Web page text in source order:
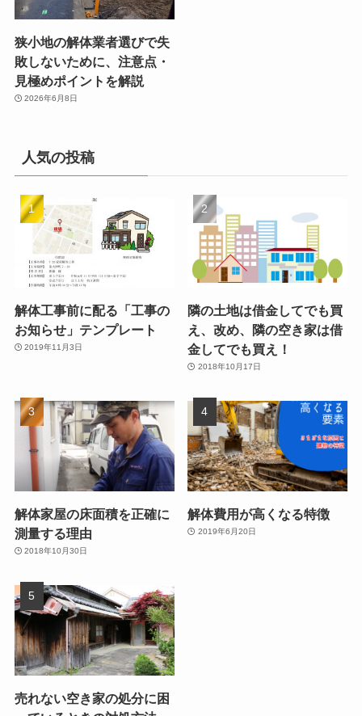
狭小地の解体業者選びで失
敗しないために、注意点・
見極めポイントを解説
2026年6月8日
人気の投稿
解体工事前に配る「工事の
お知らせ」テンプレート
2019年11月3日
隣の土地は借金してでも買
え、改め、隣の空き家は借
金してでも買え！
2018年10月17日
解体家屋の床面積を正確に
測量する理由
2018年10月30日
解体費用が高くなる特徴
2019年6月20日
売れない空き家の処分に困